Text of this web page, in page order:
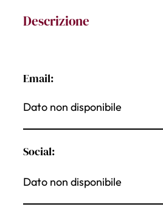
Descrizione
Email:
Dato non disponibile
Social:
Dato non disponibile